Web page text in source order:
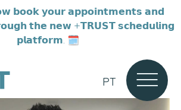
𝗯𝗼𝗼𝗸 𝘆𝗼𝘂𝗿 𝗮𝗽𝗽𝗼𝗶𝗻𝘁𝗺𝗲𝗻𝘁𝘀 𝗮𝗻𝗱
𝘁𝗵𝗲 𝗻𝗲𝘄 +𝗧𝗥𝗨𝗦𝗧 𝘀𝗰𝗵𝗲𝗱𝘂𝗹𝗶𝗻𝗴
𝗽𝗹𝗮𝘁𝗳𝗼𝗿𝗺. 🗓️
PT